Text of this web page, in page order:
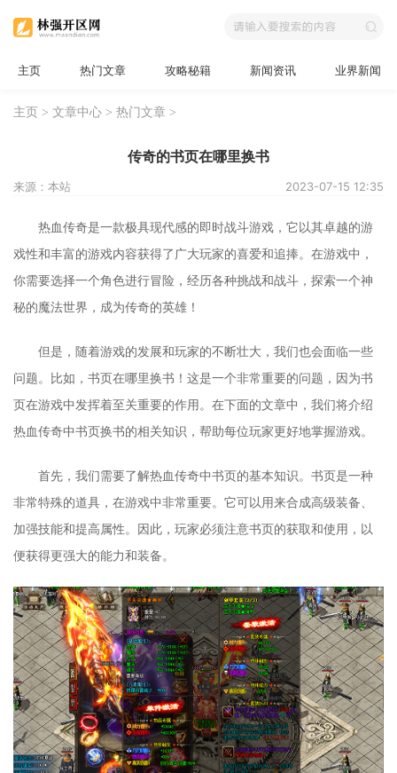
主页 热门文章 攻略秘籍 新闻资讯 业界新闻
主页 > 文章中心 > 热门文章 >
传奇的书页在哪里换书
来源：本站 2023-07-15 12:35
热血传奇是一款极具现代感的即时战斗游戏，它以其卓越的游
戏性和丰富的游戏内容获得了广大玩家的喜爱和追捧。在游戏中，
你需要选择一个角色进行冒险，经历各种挑战和战斗，探索一个神
秘的魔法世界，成为传奇的英雄！
但是，随着游戏的发展和玩家的不断壮大，我们也会面临一些
问题。比如，书页在哪里换书！这是一个非常重要的问题，因为书
页在游戏中发挥着至关重要的作用。在下面的文章中，我们将介绍
热血传奇中书页换书的相关知识，帮助每位玩家更好地掌握游戏。
首先，我们需要了解热血传奇中书页的基本知识。书页是一种
非常特殊的道具，在游戏中非常重要。它可以用来合成高级装备、
加强技能和提高属性。因此，玩家必须注意书页的获取和使用，以
便获得更强大的能力和装备。